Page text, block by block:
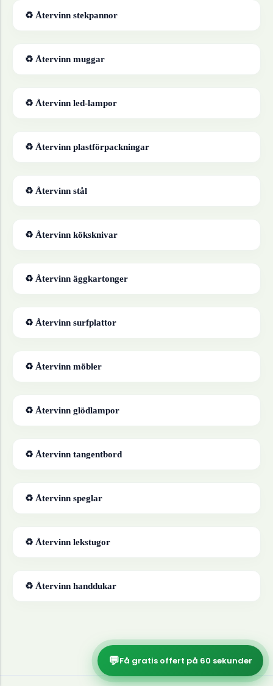
♻ Återvinn stekpannor
♻ Återvinn muggar
♻ Återvinn led-lampor
♻ Återvinn plastförpackningar
♻ Återvinn stål
♻ Återvinn köksknivar
♻ Återvinn äggkartonger
♻ Återvinn surfplattor
♻ Återvinn möbler
♻ Återvinn glödlampor
♻ Återvinn tangentbord
♻ Återvinn speglar
♻ Återvinn lekstugor
♻ Återvinn handdukar
💬Få gratis offert på 60 sekunder